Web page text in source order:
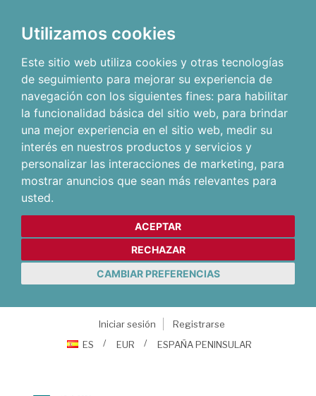
Utilizamos cookies
Este sitio web utiliza cookies y otras tecnologías
de seguimiento para mejorar su experiencia de
navegación con los siguientes fines: para habilitar
la funcionalidad básica del sitio web, para brindar
una mejor experiencia en el sitio web, medir su
interés en nuestros productos y servicios y
personalizar las interacciones de marketing, para
mostrar anuncios que sean más relevantes para
usted.
ACEPTAR
RECHAZAR
CAMBIAR PREFERENCIAS
Iniciar sesión
Registrarse
ES
EUR ESPAÑA PENINSULAR